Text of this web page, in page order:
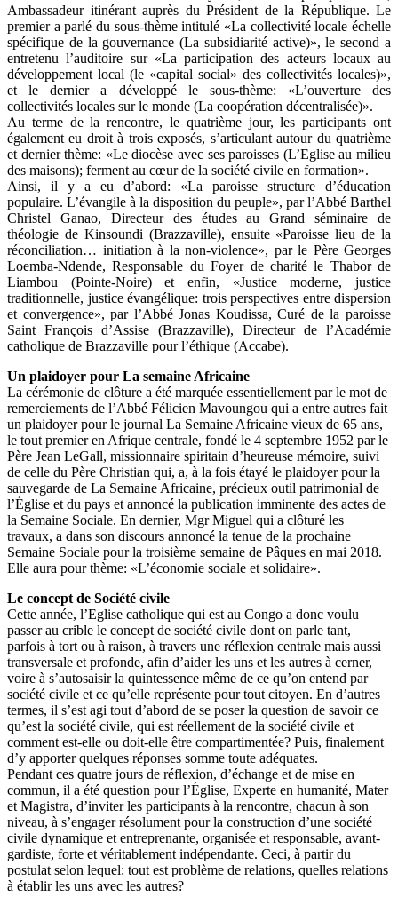
Ambassadeur itinérant auprès du Président de la République. Le
premier a parlé du sous-thème intitulé «La collectivité locale échelle
spécifique de la gouvernance (La subsidiarité active)», le second a
entretenu l’auditoire sur «La participation des acteurs locaux au
développement local (le «capital social» des collectivités locales)»,
et le dernier a développé le sous-thème: «L’ouverture des
collectivités locales sur le monde (La coopération décentralisée)».
Au terme de la rencontre, le quatrième jour, les participants ont
également eu droit à trois exposés, s’articulant autour du quatrième
et dernier thème: «Le diocèse avec ses paroisses (L’Eglise au milieu
des maisons); ferment au cœur de la société civile en formation».
Ainsi, il y a eu d’abord: «La paroisse structure d’éducation
populaire. L’évangile à la disposition du peuple», par l’Abbé Barthel
Christel Ganao, Directeur des études au Grand séminaire de
théologie de Kinsoundi (Brazzaville), ensuite «Paroisse lieu de la
réconciliation… initiation à la non-violence», par le Père Georges
Loemba-Ndende, Responsable du Foyer de charité le Thabor de
Liambou (Pointe-Noire) et enfin, «Justice moderne, justice
traditionnelle, justice évangélique: trois perspectives entre dispersion
et convergence», par l’Abbé Jonas Koudissa, Curé de la paroisse
Saint François d’Assise (Brazzaville), Directeur de l’Académie
catholique de Brazzaville pour l’éthique (Accabe).
Un plaidoyer pour La semaine Africaine
La cérémonie de clôture a été marquée essentiellement par le mot de
remerciements de l’Abbé Félicien Mavoungou qui a entre autres fait
un plaidoyer pour le journal La Semaine Africaine vieux de 65 ans,
le tout premier en Afrique centrale, fondé le 4 septembre 1952 par le
Père Jean LeGall, missionnaire spiritain d’heureuse mémoire, suivi
de celle du Père Christian qui, a, à la fois étayé le plaidoyer pour la
sauvegarde de La Semaine Africaine, précieux outil patrimonial de
l’Église et du pays et annoncé la publication imminente des actes de
la Semaine Sociale. En dernier, Mgr Miguel qui a clôturé les
travaux, a dans son discours annoncé la tenue de la prochaine
Semaine Sociale pour la troisième semaine de Pâques en mai 2018.
Elle aura pour thème: «L’économie sociale et solidaire».
Le concept de Société civile
Cette année, l’Eglise catholique qui est au Congo a donc voulu
passer au crible le concept de société civile dont on parle tant,
parfois à tort ou à raison, à travers une réflexion centrale mais aussi
transversale et profonde, afin d’aider les uns et les autres à cerner,
voire à s’autosaisir la quintessence même de ce qu’on entend par
société civile et ce qu’elle représente pour tout citoyen. En d’autres
termes, il s’est agi tout d’abord de se poser la question de savoir ce
qu’est la société civile, qui est réellement de la société civile et
comment est-elle ou doit-elle être compartimentée? Puis, finalement
d’y apporter quelques réponses somme toute adéquates.
Pendant ces quatre jours de réflexion, d’échange et de mise en
commun, il a été question pour l’Église, Experte en humanité, Mater
et Magistra, d’inviter les participants à la rencontre, chacun à son
niveau, à s’engager résolument pour la construction d’une société
civile dynamique et entreprenante, organisée et responsable, avant-
gardiste, forte et véritablement indépendante. Ceci, à partir du
postulat selon lequel: tout est problème de relations, quelles relations
à établir les uns avec les autres?